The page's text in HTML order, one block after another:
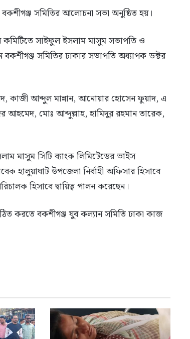
সমিতির আলোচনা সভা অনুষ্ঠিত হয়।
কমিটিতে সাইফুল ইসলাম মাসুম সভাপতি ও
বকশীগঞ্জ সমিতির ঢাকার সভাপতি অধ্যাপক ডক্টর
কাজী আব্দুল মান্নান, আনোয়ার হোসেন ফুয়াদ, এ
মোঃ আব্দুল্লাহ, হামিদুর রহমান তারেক,
মাসুম সিটি ব্যাংক লিমিটেডের ভাইস
হালুয়াঘাট উপজেলা নির্বাহী অফিসার হিসাবে
হিসাবে দ্বায়িত্ব পালন করেছেন।
করতে বকশীগঞ্জ যুব কল্যান সমিতি ঢাকা কাজ